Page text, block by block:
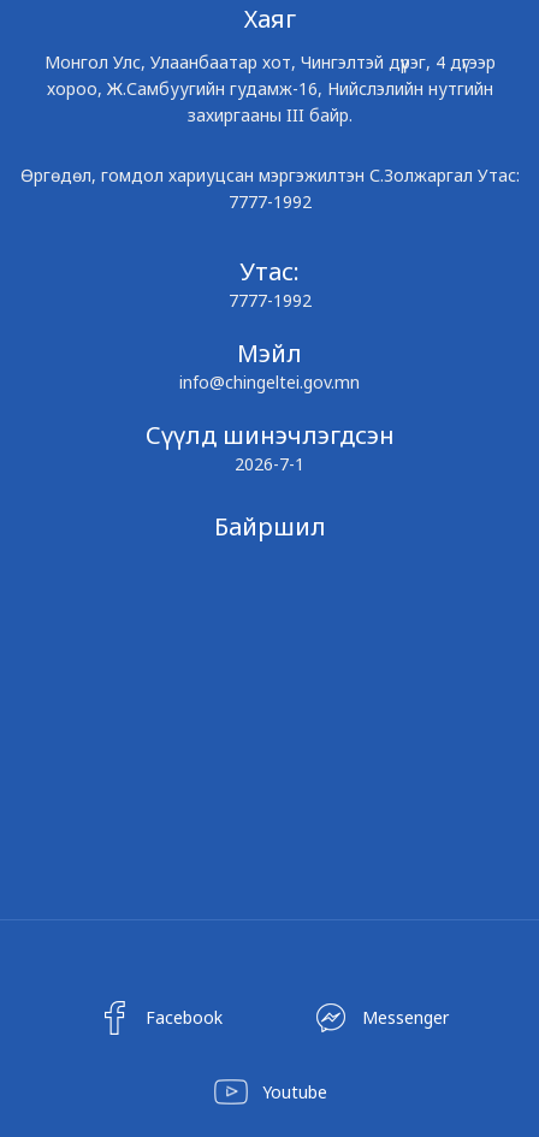
Хаяг
Монгол Улс, Улаанбаатар хот, Чингэлтэй дүүрэг, 4 дүгээр
хороо, Ж.Самбуугийн гудамж-16, Нийслэлийн нутгийн
захиргааны III байр.
Өргөдөл, гомдол хариуцсан мэргэжилтэн С.Золжаргал Утас:
7777-1992
Утас:
7777-1992
Мэйл
info@chingeltei.gov.mn
Сүүлд шинэчлэгдсэн
2026-7-1
Байршил
Facebook Messenger
Youtube